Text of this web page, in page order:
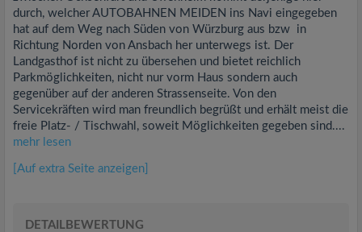
durch, welcher AUTOBAHNEN MEIDEN ins Navi eingegeben
hat auf dem Weg nach Süden von Würzburg aus bzw in
Richtung Norden von Ansbach her unterwegs ist. Der
Landgasthof ist nicht zu übersehen und bietet reichlich
Parkmöglichkeiten, nicht nur vorm Haus sondern auch
gegenüber auf der anderen Strassenseite. Von den
Servicekräften wird man freundlich begrüßt und erhält meist die
freie Platz- / Tischwahl, soweit Möglichkeiten gegeben sind....
mehr lesen
[Auf extra Seite anzeigen]
DETAILBEWERTUNG